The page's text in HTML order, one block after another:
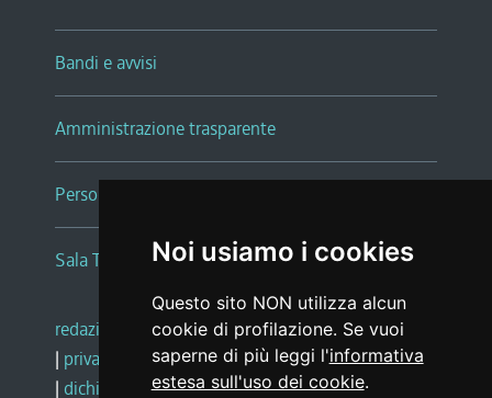
Noi usiamo i cookies
Questo sito NON utilizza alcun
cookie di profilazione. Se vuoi
saperne di più leggi l'informativa
estesa sull'uso dei cookie.
Bandi e avvisi
Amministrazione trasparente
Persone e Uffici
Sala Tiziano Tessitori
redazione web |note legali |glossario
| privacy
social media policy
| dichiarazione di accessibilità |feedback